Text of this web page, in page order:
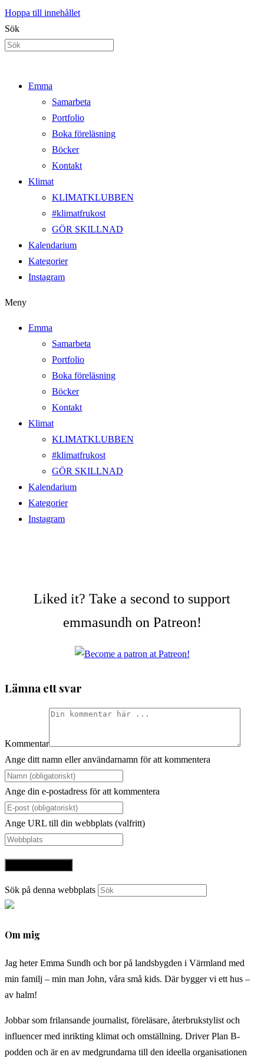
Hoppa till innehållet
Sök
Emma
Samarbeta
Portfolio
Boka föreläsning
Böcker
Kontakt
Klimat
KLIMATKLUBBEN
#klimatfrukost
GÖR SKILLNAD
Kalendarium
Kategorier
Instagram
Meny
Emma
Samarbeta
Portfolio
Boka föreläsning
Böcker
Kontakt
Klimat
KLIMATKLUBBEN
#klimatfrukost
GÖR SKILLNAD
Kalendarium
Kategorier
Instagram
Liked it? Take a second to support
emmasundh on Patreon!
Lämna ett svar
Kommentar
Ange ditt namn eller användarnamn för att kommentera
Ange din e-postadress för att kommentera
Ange URL till din webbplats (valfritt)
Sök på denna webbplats
Om mig
Jag heter Emma Sundh och bor på landsbygden i Värmland med
min familj – min man John, våra små kids. Där bygger vi ett hus –
av halm!
Jobbar som frilansande journalist, föreläsare, återbrukstylist och
influencer med inrikting klimat och omställning. Driver Plan B-
podden och är en av medgrundarna till den ideella organisationen